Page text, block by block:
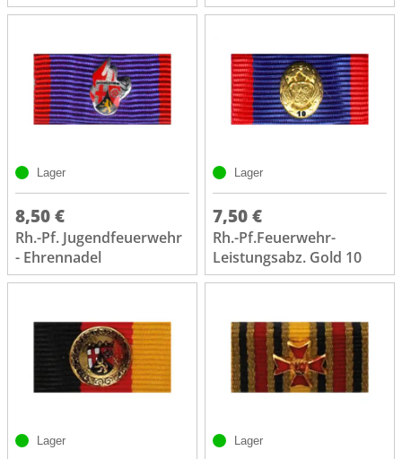
Lager
8,50 €
Rh.-Pf. Jugendfeuerwehr
- Ehrennadel
Lager
7,50 €
Rh.-Pf.Feuerwehr-
Leistungsabz. Gold 10
Lager Lager